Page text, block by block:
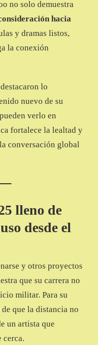
no solo demuestra
hacia
y dramas listos,
la conexión
lo
nuevo de su
verlo en
fortalece la lealtad y
conversación global
lleno de
desde el
y otros proyectos
que su carrera no
militar. Para su
que la distancia no
un artista que
cerca.